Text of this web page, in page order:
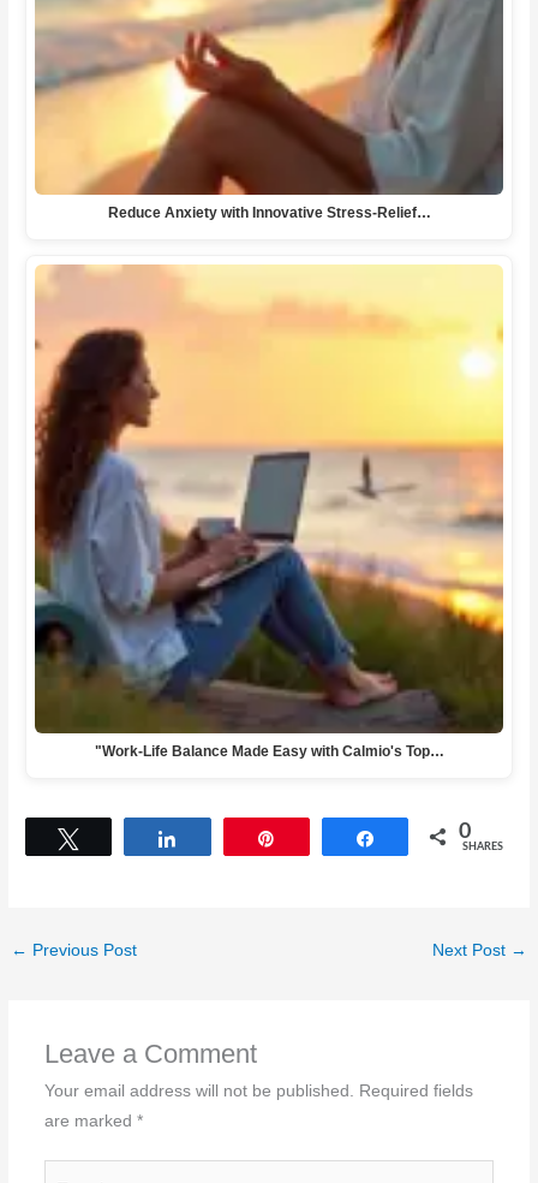
Reduce Anxiety with Innovative Stress-Relief…
"Work-Life Balance Made Easy with Calmio's Top…
Share 0
SHARES
← Previous Post Next Post →
Leave a Comment
Your email address will not be published.
Required fields
are marked *